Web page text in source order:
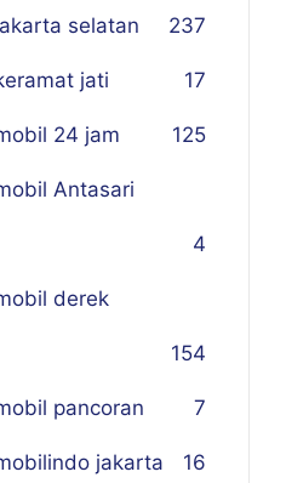
selatan 237
jati 17
24 jam 125
Antasari
4
derek
154
pancoran 7
jakarta 16